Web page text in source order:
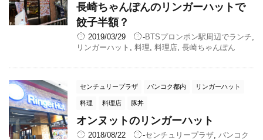
長崎ちゃんぽんのリンガーハットで
餃子半額？
2019/03/29 -BTSプロンポン駅周辺でランチ
リンガーハット
料理 料理店 長崎ちゃんぽん
センチュリープラザ バンコク都内 リンガーハット
料理 料理店 豚丼
オンヌットのリンガーハット
2018/08/22 -センチュリープラザ, バンコク